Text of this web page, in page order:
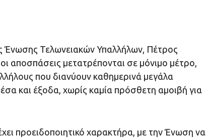
Ένωσης Τελωνειακών Υπαλλήλων, Πέτρος
αποσπάσεις μετατρέπονται σε μόνιμο μέτρο,
που διανύουν καθημερινά μεγάλα
και έξοδα, χωρίς καμία πρόσθετη αμοιβή για
προειδοποιητικό χαρακτήρα, με την Ένωση να